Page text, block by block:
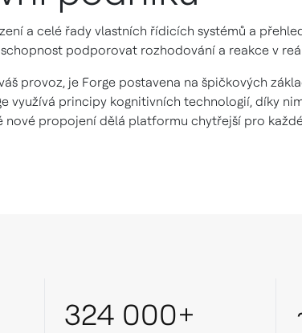
a celé řady vlastních řídicích systémů a
podporovat rozhodování a reakce v
provoz, je Forge postavena na špičkových
využívá principy kognitivních technologií, díky
nové propojení dělá platformu chytřejší pro
324 000+